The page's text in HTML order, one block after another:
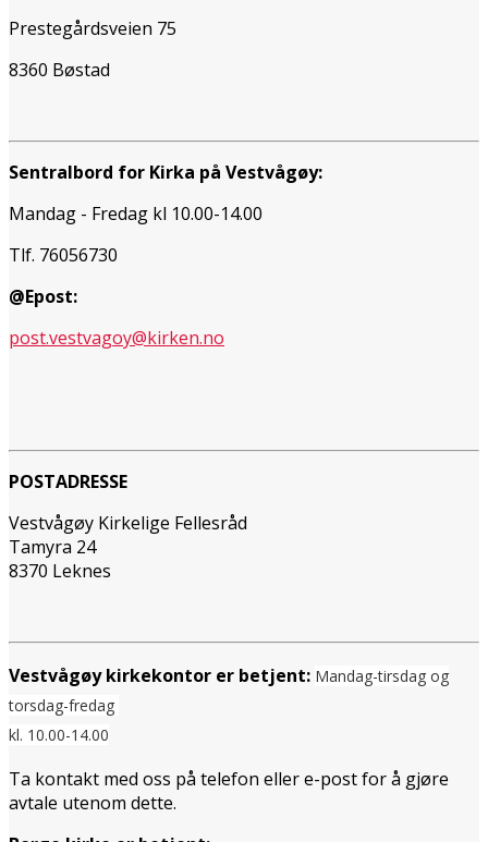
Prestegårdsveien 75
8360 Bøstad
Sentralbord for Kirka på Vestvågøy:
Mandag - Fredag kl 10.00-14.00
Tlf. 76056730
@Epost:
post.vestvagoy@kirken.no
POSTADRESSE
Vestvågøy Kirkelige Fellesråd
Tamyra 24
8370 Leknes
Vestvågøy kirkekontor er betjent: Mandag-tirsdag og
torsdag-fredag
kl. 10.00-14.00
Ta kontakt med oss på telefon eller e-post for å gjøre
avtale utenom dette.